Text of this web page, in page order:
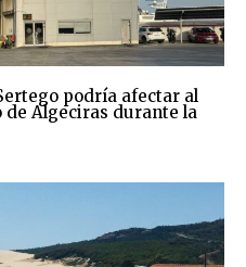
podría afectar al
Algeciras durante la